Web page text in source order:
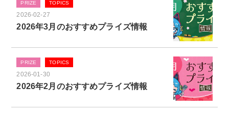
PRIZE TOPICS
2026-02-27
2026年3月のおすすめプライズ情報
PRIZE TOPICS
2026-01-30
2026年2月のおすすめプライズ情報